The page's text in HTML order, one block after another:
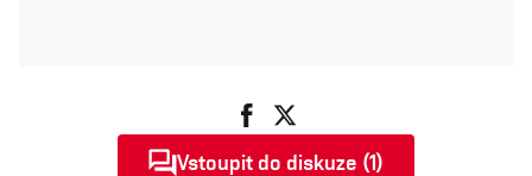
Vstoupit do diskuze (1)